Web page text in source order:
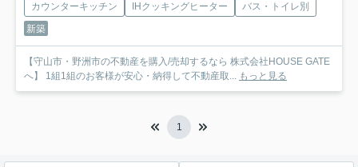
カウンターキッチン
IHクッキングヒーター
バス・トイレ別
新築
【守山市・野洲市の不動産を購入/売却するなら 株式会社HOUSE GATE
へ】 1組1組のお客様が安心・納得して不動産取... もっと見る
1